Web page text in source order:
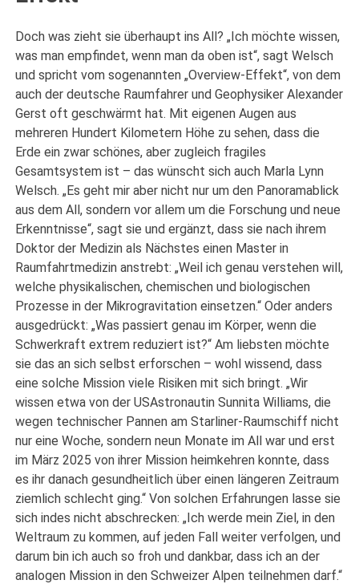
Doch was zieht sie überhaupt ins All? „Ich möchte wissen,
was man empfindet, wenn man da oben ist“, sagt Welsch
und spricht vom sogenannten „Overview-Effekt“, von dem
auch der deutsche Raumfahrer und Geophysiker Alexander
Gerst oft geschwärmt hat. Mit eigenen Augen aus
mehreren Hundert Kilometern Höhe zu sehen, dass die
Erde ein zwar schönes, aber zugleich fragiles
Gesamtsystem ist – das wünscht sich auch Marla Lynn
Welsch. „Es geht mir aber nicht nur um den Panoramablick
aus dem All, sondern vor allem um die Forschung und neue
Erkenntnisse“, sagt sie und ergänzt, dass sie nach ihrem
Doktor der Medizin als Nächstes einen Master in
Raumfahrtmedizin anstrebt: „Weil ich genau verstehen will,
welche physikalischen, chemischen und biologischen
Prozesse in der Mikrogravitation einsetzen.“ Oder anders
ausgedrückt: „Was passiert genau im Körper, wenn die
Schwerkraft extrem reduziert ist?“ Am liebsten möchte
sie das an sich selbst erforschen – wohl wissend, dass
eine solche Mission viele Risiken mit sich bringt. „Wir
wissen etwa von der USAstronautin Sunnita Williams, die
wegen technischer Pannen am Starliner-Raumschiff nicht
nur eine Woche, sondern neun Monate im All war und erst
im März 2025 von ihrer Mission heimkehren konnte, dass
es ihr danach gesundheitlich über einen längeren Zeitraum
ziemlich schlecht ging.“ Von solchen Erfahrungen lasse sie
sich indes nicht abschrecken: „Ich werde mein Ziel, in den
Weltraum zu kommen, auf jeden Fall weiter verfolgen, und
darum bin ich auch so froh und dankbar, dass ich an der
analogen Mission in den Schweizer Alpen teilnehmen darf.“